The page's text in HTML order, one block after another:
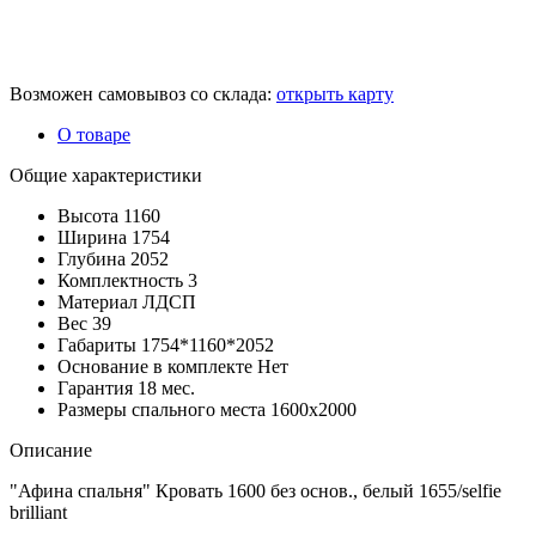
Возможен самовывоз со склада: открыть карту
О товаре
Общие характеристики
Высота 1160
Ширина 1754
Глубина 2052
Комплектность 3
Материал ЛДСП
Вес 39
Габариты 1754*1160*2052
Основание в комплекте Нет
Гарантия 18 мес.
Размеры спального места 1600х2000
Описание
"Афина спальня" Кровать 1600 без основ., белый 1655/selfie
brilliant